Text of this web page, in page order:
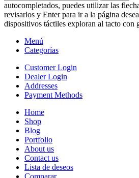
autocompletados, puedes utilizar las
revisarlos y Enter para ir a la página
dispositivos táctiles exploran al tacto con
Menú
Categorías
Customer Login
Dealer Login
Addresses
Payment Methods
Home
Shop
Blog
Portfolio
About us
Contact us
Lista de deseos
Comparar